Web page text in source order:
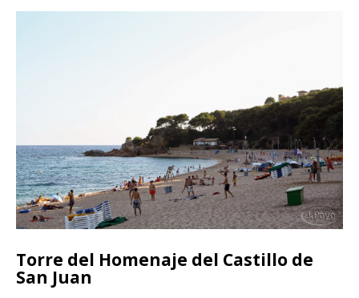
Torre del Homenaje del Castillo de
San Juan